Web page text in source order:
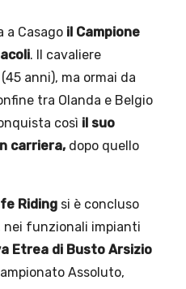
a Casago il Campione
. Il cavaliere
anni), ma ormai da
tra Olanda e Belgio
così il suo
carriera, dopo quello
Riding si è concluso
nei funzionali impianti
Etrea di Busto Arsizio
Assoluto,